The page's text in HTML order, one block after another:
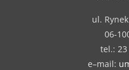
ul.
06-
tel.: 23
e–mail: